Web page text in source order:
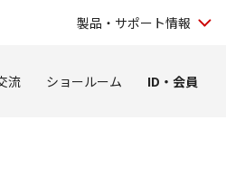
製品・サポート情報
流 ショールーム ID・会員